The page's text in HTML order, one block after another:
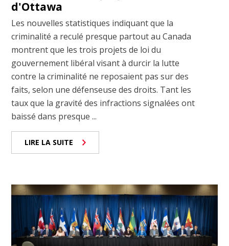
d'Ottawa
Les nouvelles statistiques indiquant que la
criminalité a reculé presque partout au Canada
montrent que les trois projets de loi du
gouvernement libéral visant à durcir la lutte
contre la criminalité ne reposaient pas sur des
faits, selon une défenseuse des droits. Tant les
taux que la gravité des infractions signalées ont
baissé dans presque ...
LIRE LA SUITE